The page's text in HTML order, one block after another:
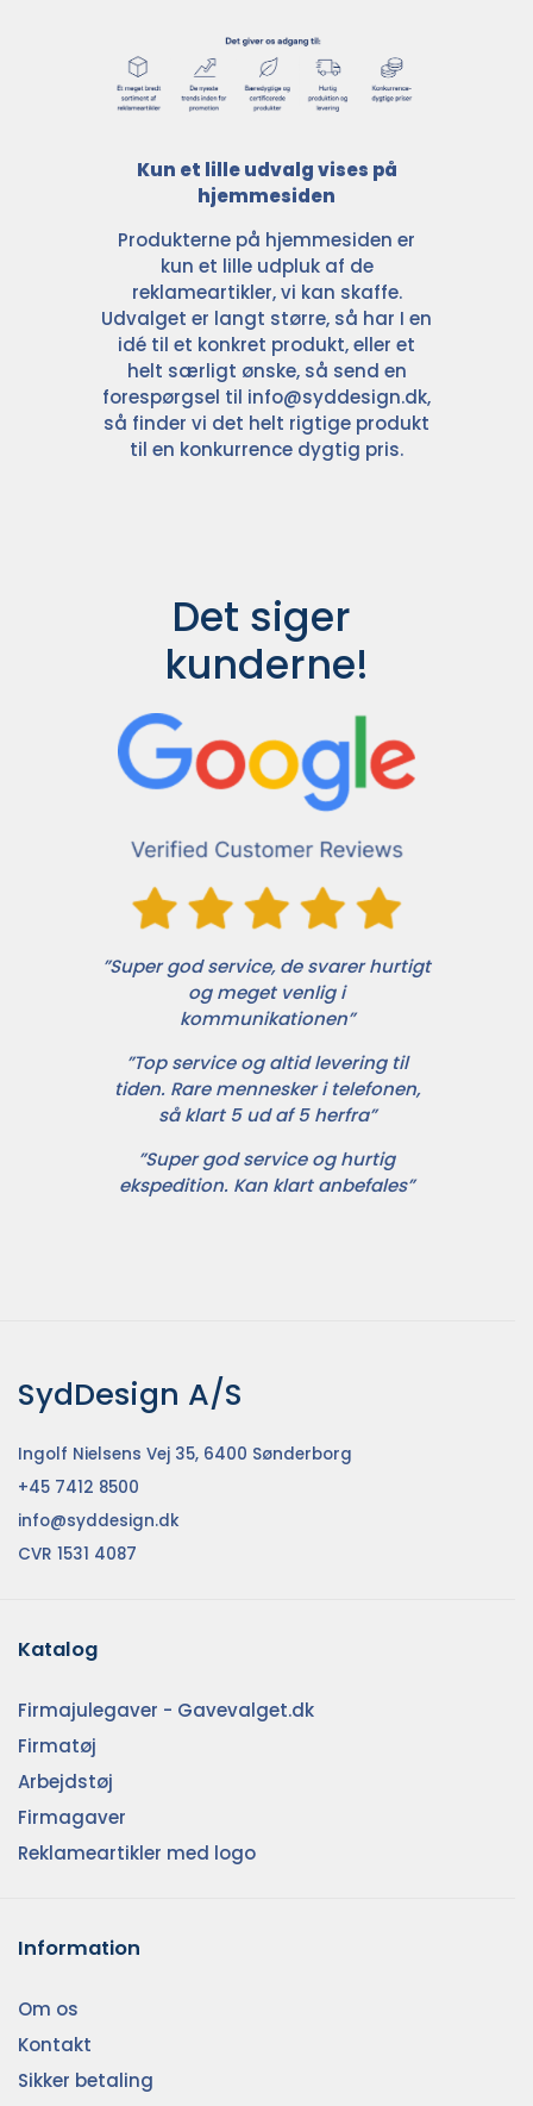
Kun et lille udvalg vises på
hjemmesiden
Produkterne på hjemmesiden er
kun et lille udpluk af de
reklameartikler, vi kan skaffe.
Udvalget er langt større, så har I en
idé til et konkret produkt, eller et
helt særligt ønske, så send en
forespørgsel til info@syddesign.dk,
så finder vi det helt rigtige produkt
til en konkurrence dygtig pris.
Det siger
kunderne!
”Super god service, de svarer hurtigt
og meget venlig i
kommunikationen”
”Top service og altid levering til
tiden. Rare mennesker i telefonen,
så klart 5 ud af 5 herfra”
”Super god service og hurtig
ekspedition. Kan klart anbefales”
SydDesign A/S
Ingolf Nielsens Vej 35, 6400 Sønderborg
+45 7412 8500
info@syddesign.dk
CVR 1531 4087
Katalog
Firmajulegaver - Gavevalget.dk
Firmatøj
Arbejdstøj
Firmagaver
Reklameartikler med logo
Information
Om os
Kontakt
Sikker betaling